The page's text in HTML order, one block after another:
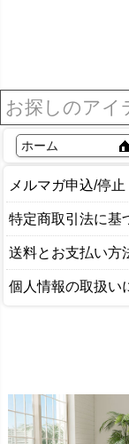
ホーム
メルマガ申込/停止
特定商取引法に基
送料とお支払い方
個人情報の取扱い